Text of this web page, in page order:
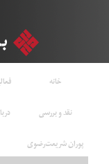
خانه
نقد و بررسی
پوران شریعت‌رضوی